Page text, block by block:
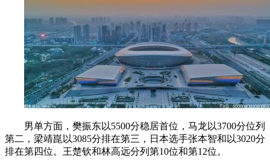
男单方面，樊振东以5500分稳居首位，马龙以3700分位列
第二，梁靖崑以3085分排在第三，日本选手张本智和以3020分
排在第四位。王楚钦和林高远分列第10位和第12位。